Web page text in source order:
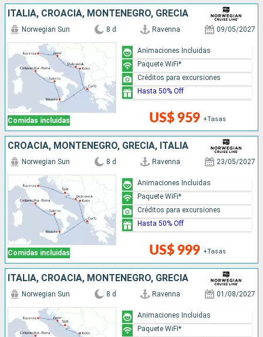
ITALIA, CROACIA, MONTENEGRO, GRECIA
Comidas incluidas
Norwegian Sun 8 d Ravenna 09/05/2027
US$ 959 +Tasas
Animaciones Incluidas
Paquete WiFi*
Créditos para excursiones
Hasta 50% Off
CROACIA, MONTENEGRO, GRECIA, ITALIA
Comidas incluidas
Norwegian Sun 8 d Ravenna 23/05/2027
US$ 999 +Tasas
Animaciones Incluidas
Paquete WiFi*
Créditos para excursiones
Hasta 50% Off
ITALIA, CROACIA, MONTENEGRO, GRECIA
Norwegian Sun 8 d Ravenna 01/08/2027
Animaciones Incluidas
Paquete WiFi*